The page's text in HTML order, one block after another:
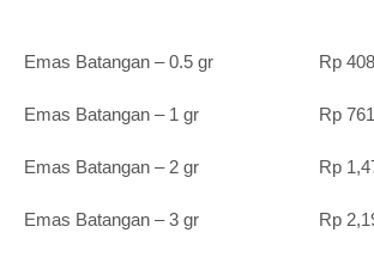
Emas Batangan – 0.5 gr Rp
Emas Batangan – 1 gr Rp
Emas Batangan – 2 gr Rp
Emas Batangan – 3 gr Rp